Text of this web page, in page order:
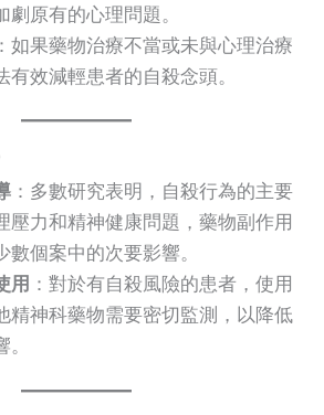
原有的心理問題。
：如果藥物治療不當或未與心理治療
效減輕患者的自殺念頭。
：多數研究表明，自殺行為的主要
壓力和精神健康問題，藥物副作用
個案中的次要影響。
用 ：對於有自殺風險的患者，使用
精神科藥物需要密切監測，以降低